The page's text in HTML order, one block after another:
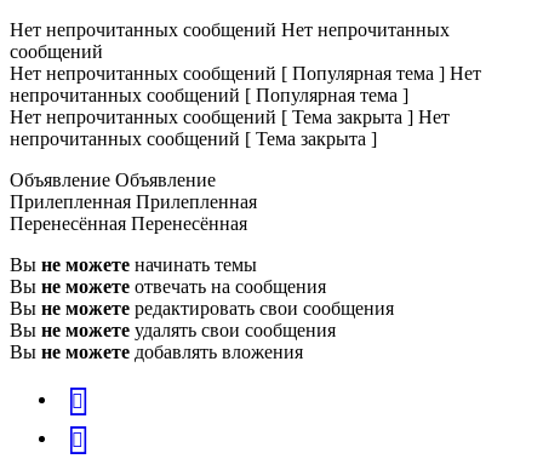
Нет непрочитанных сообщений Нет непрочитанных
сообщений
Нет непрочитанных сообщений [ Популярная тема ] Нет
непрочитанных сообщений [ Популярная тема ]
Нет непрочитанных сообщений [ Тема закрыта ] Нет
непрочитанных сообщений [ Тема закрыта ]
Объявление Объявление
Прилепленная Прилепленная
Перенесённая Перенесённая
Вы не можете начинать темы
Вы не можете отвечать на сообщения
Вы не можете редактировать свои сообщения
Вы не можете удалять свои сообщения
Вы не можете добавлять вложения
vk
Telegram